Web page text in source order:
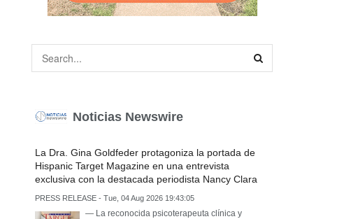
Noticias Newswire
La Dra. Gina Goldfeder protagoniza la portada de
Hispanic Target Magazine en una entrevista
exclusiva con la destacada periodista Nancy Clara
PRESS RELEASE - Tue, 04 Aug 2026 19:43:05
— La reconocida psicoterapeuta clínica y